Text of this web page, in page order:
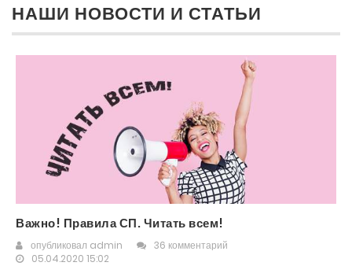
НАШИ НОВОСТИ И СТАТЬИ
Важно! Правила СП. Читать всем!
опубликовал admin
36 комментарий
05.04.2020 15:02